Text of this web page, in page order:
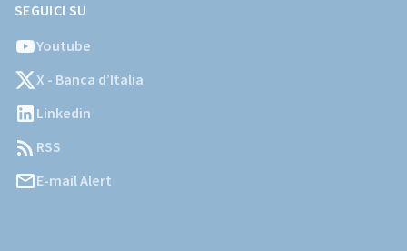
SEGUICI SU
Youtube
X - Banca d’Italia
Linkedin
RSS
E-mail Alert